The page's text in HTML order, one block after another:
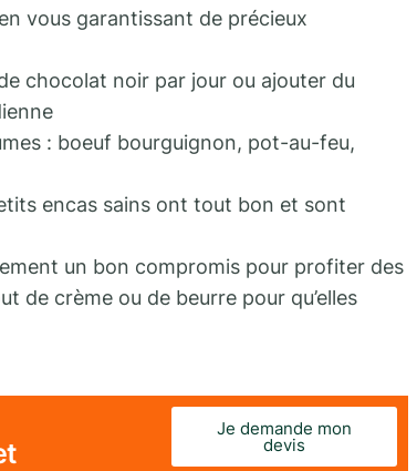
vous garantissant de précieux
chocolat noir par jour ou ajouter du
: boeuf bourguignon, pot-au-feu,
encas sains ont tout bon et sont
un bon compromis pour profiter des
de crème ou de beurre pour qu’elles
Je demande mon
devis